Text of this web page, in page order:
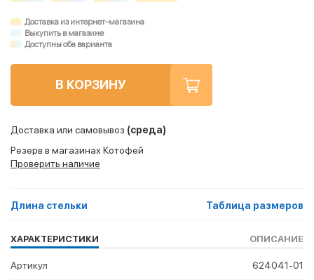
Доставка из интернет-магазина
Выкупить в магазине
Доступны оба варианта
В КОРЗИНУ
Доставка или самовывоз (среда)
Резерв в магазинах Котофей
Проверить наличие
Длина стельки Таблица размеров
ХАРАКТЕРИСТИКИ ОПИСАНИЕ
Артикул 624041-01